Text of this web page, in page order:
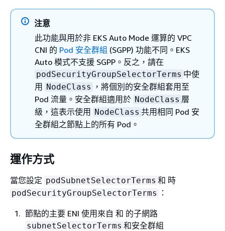
注意
此功能與用於非 EKS Auto Mode 運算的 VPC
CNI 的 Pod 安全群組 (SGPP) 功能不同。EKS
Auto 模式不支援 SGPP。反之，請在
podSecurityGroupSelectorTerms 中使
用 NodeClass ，將個別的安全群組套用至
Pod 流量。安全群組適用於 NodeClass 層
級，這表示使用 NodeClass 共用相同 Pod 安
全群組之節點上的所有 Pod。
運作方式
當您設定 podSubnetSelectorTerms 和 時
podSecurityGroupSelectorTerms ：
節點的主要 ENI 使用來自 和 的子網路
subnetSelectorTerms 和安全群組